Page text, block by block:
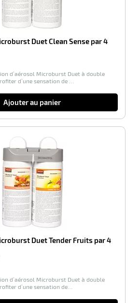
Duet Clean Sense par 4
d’aérosol Microburst Duet à double
d’une sensation de …
Ajouter au panier
Duet Tender Fruits par 4
d’aérosol Microburst Duet à double
d’une sensation de…